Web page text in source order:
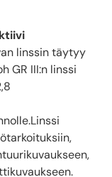
linssin täytyy
GR III:n linssi